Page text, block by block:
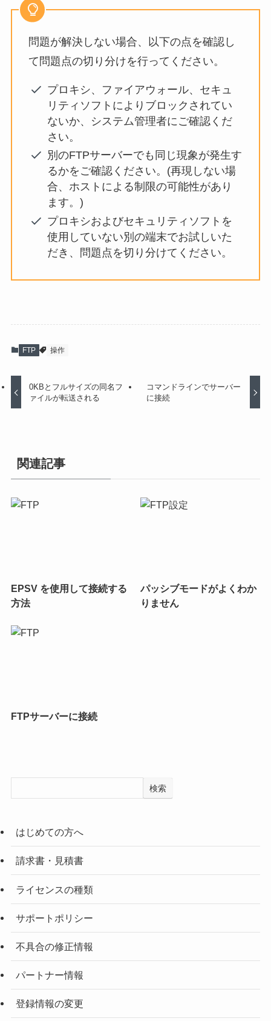
問題が解決しない場合、以下の点を確認し
て問題点の切り分けを行ってください。
プロキシ、ファイアウォール、セキュ
リティソフトによりブロックされてい
ないか、システム管理者にご確認くだ
さい。
別のFTPサーバーでも同じ現象が発生す
るかをご確認ください。(再現しない場
合、ホストによる制限の可能性があり
ます。)
プロキシおよびセキュリティソフトを
使用していない別の端末でお試しいた
だき、問題点を切り分けてください。
FTP 操作
0KBとフルサイズの同名フ
ァイルが転送される
コマンドラインでサーバー
に接続
関連記事
EPSV を使用して接続する
方法
パッシブモードがよくわか
りません
FTPサーバーに接続
検索
はじめての方へ
請求書・見積書
ライセンスの種類
サポートポリシー
不具合の修正情報
パートナー情報
登録情報の変更